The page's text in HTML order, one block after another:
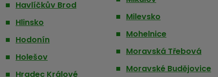
Havlíčkův Brod
Hlinsko
Hodonín
Holešov
Hradec Králové
Milevsko
Mohelnice
Moravská Třebová
Moravské Budějovice